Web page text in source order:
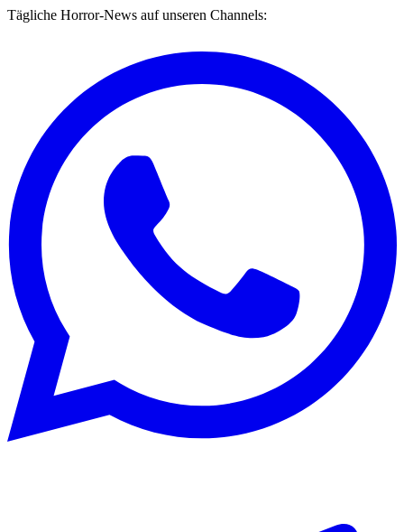
Tägliche Horror-News auf unseren Channels: